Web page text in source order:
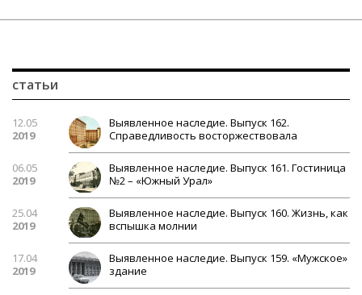
статьи
12.05
2019
Выявленное наследие. Выпуск 162.
Справедливость восторжествовала
06.05
2019
Выявленное наследие. Выпуск 161. Гостиница
№2 – «Южный Урал»
25.04
2019
Выявленное наследие. Выпуск 160. Жизнь, как
вспышка молнии
17.04
2019
Выявленное наследие. Выпуск 159. «Мужское»
здание